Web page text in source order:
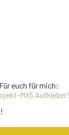
Für euch für mich:
MX5 Aufkleber!